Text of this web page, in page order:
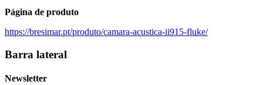
Página de produto
https://bresimar.pt/produto/camara-acustica-ii915-fluke/
Barra lateral
Newsletter